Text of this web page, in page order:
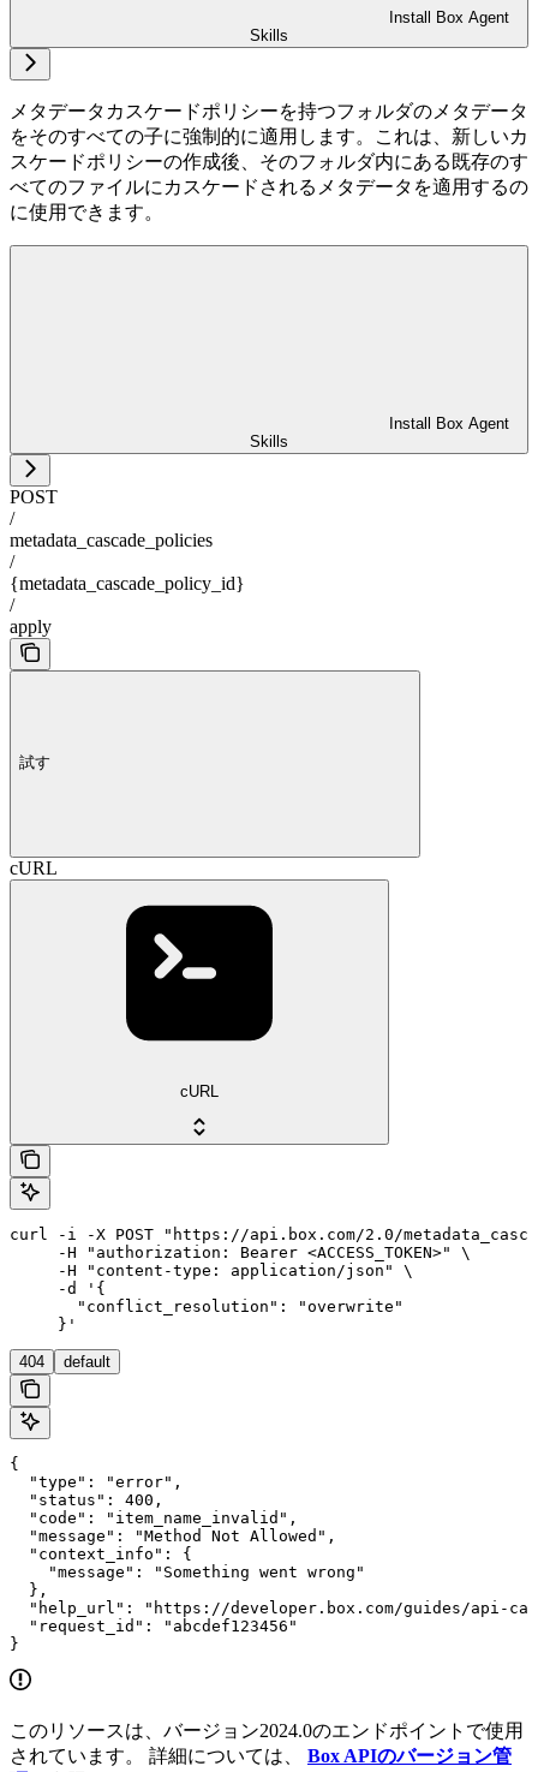
Install Box Agent
Skills
メタデータカスケードポリシーを持つフォルダのメタデータ
をそのすべての子に強制的に適用します。これは、新しいカ
スケードポリシーの作成後、そのフォルダ内にある既存のす
べてのファイルにカスケードされるメタデータを適用するの
に使用できます。
Install Box Agent
Skills
POST
/
metadata_cascade_policies
/
{metadata_cascade_policy_id}
/
apply
試す
cURL
cURL
curl -i -X POST "https://api.box.com/2.0/
     -H "authorization: Bearer <ACCESS_TOKEN>" \
     -H "content-type: application/json" \
     -d '{
       "conflict_resolution": "overwrite"
     }'
404 default
{
  "type": "error",
  "status": 400,
  "code": "item_name_invalid",
  "message": "Method Not Allowed",
  "context_info": {
    "message": "Something went wrong"
  },
"help_url": "https://developer.box.com/guides/api-
  "request_id": "abcdef123456"
}
このリソースは、バージョン2024.0のエンドポイントで使用
されています。 詳細については、 Box APIのバージョン管